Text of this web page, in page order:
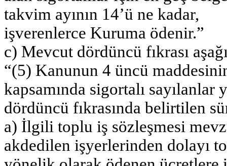
takvim ayının 14’ü ne kadar,
işverenlerce Kuruma ödenir.”
c) Mevcut dördüncü fıkrası
“(5) Kanunun 4 üncü
kapsamında sigortalı
dördüncü fıkrasında belirtilen
a) İlgili toplu iş sözleşmesi
akdedilen işyerlerinden dolayı